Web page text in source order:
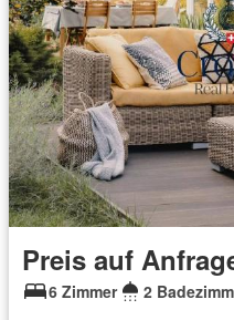
Preis auf
6 Zimmer 2